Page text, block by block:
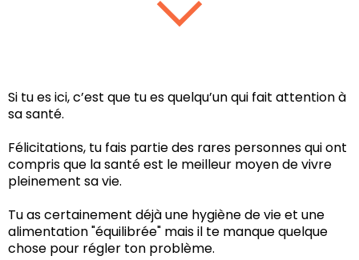
Si tu es ici, c’est que tu es quelqu’un qui fait attention à
sa santé.
Félicitations, tu fais partie des rares personnes qui ont
compris que la santé est le meilleur moyen de vivre
pleinement sa vie.
Tu as certainement déjà une hygiène de vie et une
alimentation "équilibrée" mais il te manque quelque
chose pour régler ton problème.